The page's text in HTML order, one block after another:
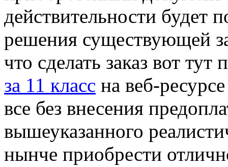
действительности будет
решения существующей
что сделать заказ вот
за 11 класс на веб-
все без внесения
вышеуказанного
нынче приобрести